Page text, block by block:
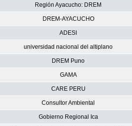
Región Ayacucho: DREM
DREM-AYACUCHO
ADESI
universidad nacional del altiplano
DREM Puno
GAMA
CARE PERU
Consultor Ambiental
Gobierno Regional Ica